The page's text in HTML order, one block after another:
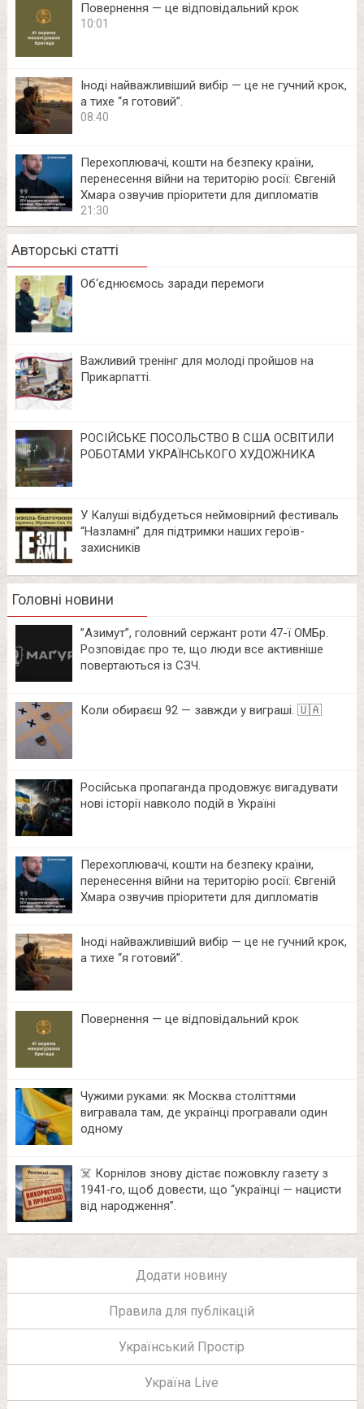
Повернення — це відповідальний крок
10:01
Іноді найважливіший вибір — це не гучний крок,
а тихе “я готовий”.
08:40
Перехоплювачі, кошти на безпеку країни,
перенесення війни на територію росії: Євгеній
Хмара озвучив пріоритети для дипломатів
21:30
Авторські статті
Об‘єднюємось заради перемоги
Важливий тренінг для молоді пройшов на
Прикарпатті.
РОСІЙСЬКЕ ПОСОЛЬСТВО В США ОСВІТИЛИ
РОБОТАМИ УКРАЇНСЬКОГО ХУДОЖНИКА
У Калуші відбудеться неймовірний фестиваль
“Назламні” для підтримки наших героїв-
захисників
Головні новини
⁨”Азимут”, головний сержант роти 47-ї ОМБр.
Розповідає про те, що люди все активніше
повертаються із СЗЧ.
Коли обираєш 92 — завжди у виграші. 🇺🇦
Російська пропаганда продовжує вигадувати
нові історії навколо подій в Україні
Перехоплювачі, кошти на безпеку країни,
перенесення війни на територію росії: Євгеній
Хмара озвучив пріоритети для дипломатів
Іноді найважливіший вибір — це не гучний крок,
а тихе “я готовий”.
Повернення — це відповідальний крок
Чужими руками: як Москва століттями
вигравала там, де українці програвали один
одному
☠️ Корнілов знову дістає пожовклу газету з
1941‑го, щоб довести, що “українці — нацисти
від народження”.
Додати новину
Правила для публікацій
Український Простір
Україна Live